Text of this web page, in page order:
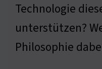
Technologie
unterstützen?
Philosophie